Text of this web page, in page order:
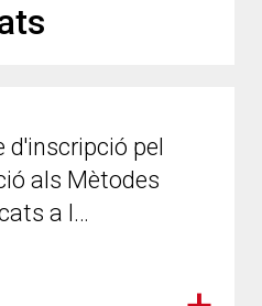
d'inscripció pel
als Mètodes
a l…